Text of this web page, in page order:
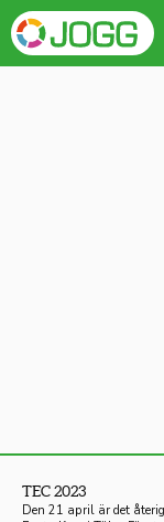
TEC 2023
Den 21 april är det